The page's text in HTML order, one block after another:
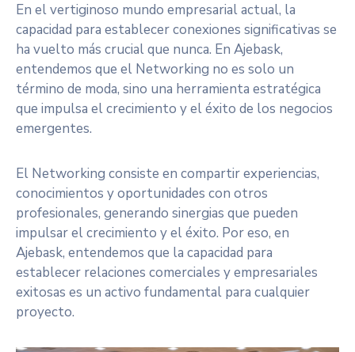
garen
Servicios
/
Zerbitzuak
Beneficios
Eventos
Contacto
/
Kontaktu
Noticias
Albisteak
En el vertiginoso mundo empresarial actual, la
capacidad para establecer conexiones significativas se
ha vuelto más crucial que nunca. En Ajebask,
entendemos que el Networking no es solo un
término de moda, sino una herramienta estratégica
que impulsa el crecimiento y el éxito de los negocios
emergentes.
El Networking consiste en compartir experiencias,
conocimientos y oportunidades con otros
profesionales, generando sinergias que pueden
impulsar el crecimiento y el éxito. Por eso, en
Ajebask, entendemos que la capacidad para
establecer relaciones comerciales y empresariales
exitosas es un activo fundamental para cualquier
proyecto.